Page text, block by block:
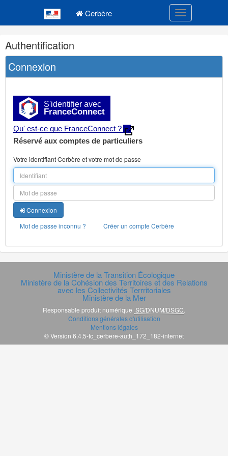
Cerbère Toggle
Navigation
et
outils
annexes
Authentification
Connexion
S'identifier avec
FranceConnect
Qu' est-ce que FranceConnect ?
Réservé aux comptes de particuliers
Votre identifiant Cerbère et votre mot de passe
Connexion
Mot de passe inconnu ?
Créer un compte Cerbère
Ministère de la Transition Écologique
Ministère de la Cohésion des Territoires et des Relations
avec les Collectivités Terrritoriales
Ministère de la Mer
Responsable produit numérique SG/DNUM/DSGC.
Conditions générales d'utilisation
Mentions légales
© Version 6.4.5-tc_cerbere-auth_172_182-internet